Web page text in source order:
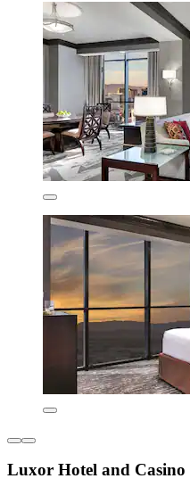
Luxor Hotel and Casino